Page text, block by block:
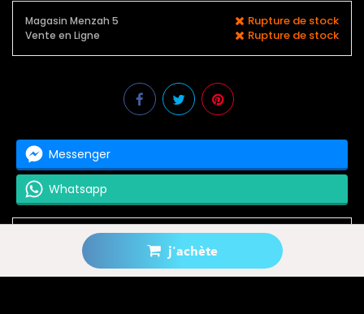
j'achète
Magasin Menzah 5 Rupture de stock
Vente en Ligne Rupture de stock
Messenger
Whatsapp
Prévenez-moi lorsque le produit est disponible